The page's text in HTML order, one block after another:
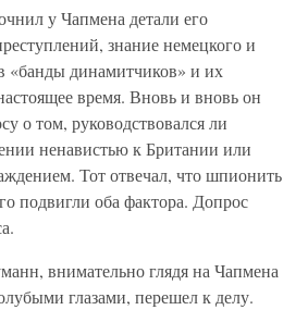
у Чапмена детали его
знание немецкого и
«банды динамитчиков» и их
время. Вновь и вновь он
о том, руководствовался ли
ненавистью к Британии или
Тот отвечал, что шпионить
подвигли оба фактора. Допрос
внимательно глядя на Чапмена
глазами, перешел к делу.